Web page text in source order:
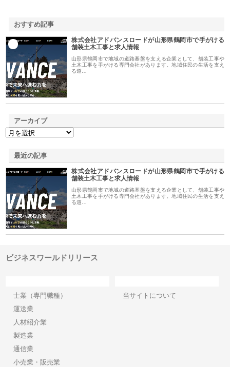
おすすめ記事
株式会社アドバンスロードが山形県鶴岡市で手がける
舗装土木工事と求人情報
山形県鶴岡市で地域の道路基盤を支える企業として、舗装工事や
土木工事を手がける専門会社があります。地域住民の生活を支え
る道…
アーカイブ
最近の記事
株式会社アドバンスロードが山形県鶴岡市で手がける
舗装土木工事と求人情報
山形県鶴岡市で地域の道路基盤を支える企業として、舗装工事や
土木工事を手がける専門会社があります。地域住民の生活を支え
る道…
ビジネスワールドリリース
士業（専門職種）
運送業
人材紹介業
製造業
通信業
小売業・販売業
当サイトについて